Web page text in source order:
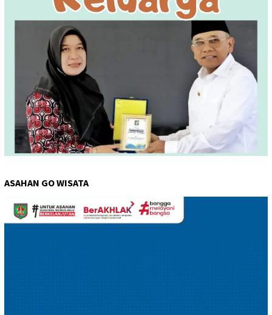
ASAHAN GO WISATA
Pemutar
Video